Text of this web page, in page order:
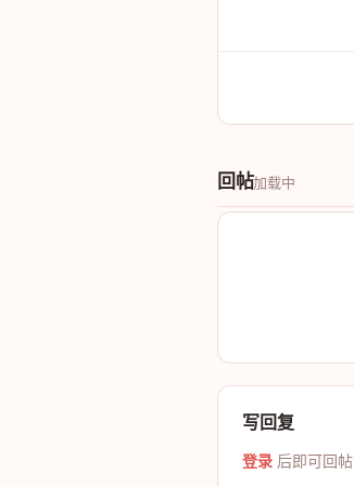
回帖加载中
写回复
登录 后即可回帖